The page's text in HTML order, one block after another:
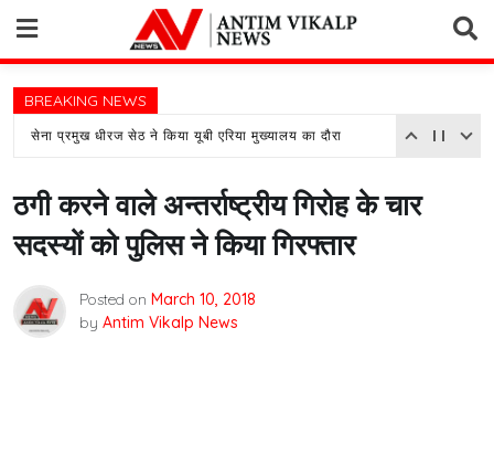
content
BREAKING NEWS
सेना प्रमुख धीरज सेठ ने किया यूबी एरिया मुख्यालय का दौरा
ठगी करने वाले अन्तर्राष्ट्रीय गिरोह के चार
सदस्यों को पुलिस ने किया गिरफ्तार
Posted on March 10, 2018
by Antim Vikalp News